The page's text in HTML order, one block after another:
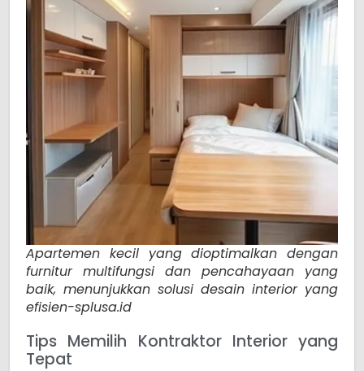
Apartemen kecil yang dioptimalkan dengan
furnitur multifungsi dan pencahayaan yang
baik, menunjukkan solusi desain interior yang
efisien-splusa.id
Tips Memilih Kontraktor Interior yang
Tepat